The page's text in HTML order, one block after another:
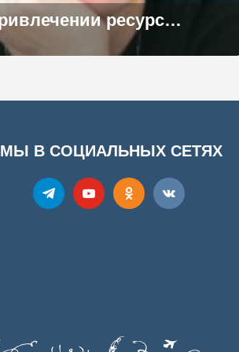
О привлечении ресурсов на реализацию социокультурных проектов поговорим на “Творческой кухне” АРН
МЫ В СОЦИАЛЬНЫХ СЕТЯХ